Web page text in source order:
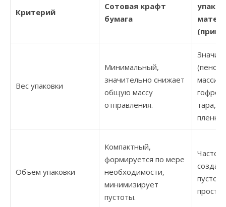
Критерий
Сотовая крафт
бумага
Вес упаковки
Минимальный,
значительно снижает
общую массу
отправления.
тара,
пленка).
Объем упаковки
Компактный,
формируется по мере
необходимости,
минимизирует
пустоты.
Часто
пустого